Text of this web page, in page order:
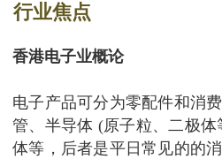
行业焦点
香港电子业概论
电子产品可分为零配件和消
管、半导体 (原子粒、二极体
体等，后者是平日常见的的